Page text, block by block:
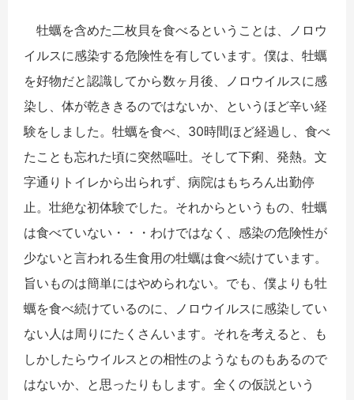
牡蠣を含めた二枚貝を食べるということは、ノロウ
イルスに感染する危険性を有しています。僕は、牡蠣
を好物だと認識してから数ヶ月後、ノロウイルスに感
染し、体が乾ききるのではないか、というほど辛い経
験をしました。牡蠣を食べ、30時間ほど経過し、食べ
たことも忘れた頃に突然嘔吐。そして下痢、発熱。文
字通りトイレから出られず、病院はもちろん出勤停
止。壮絶な初体験でした。それからというもの、牡蠣
は食べていない・・・わけではなく、感染の危険性が
少ないと言われる生食用の牡蠣は食べ続けています。
旨いものは簡単にはやめられない。でも、僕よりも牡
蠣を食べ続けているのに、ノロウイルスに感染してい
ない人は周りにたくさんいます。それを考えると、も
しかしたらウイルスとの相性のようなものもあるので
はないか、と思ったりもします。全くの仮説という